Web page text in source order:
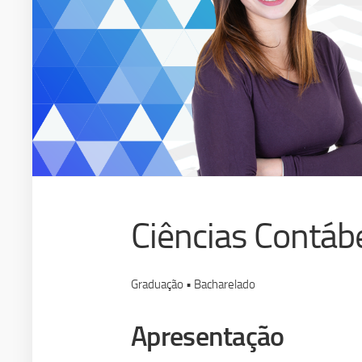
Ciências
Graduação • Bacharelado
Apresentação